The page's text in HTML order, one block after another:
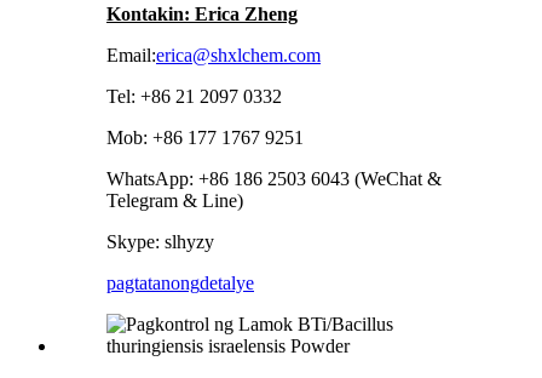
Kontakin: Erica Zheng
Email:erica@shxlchem.com
Tel: +86 21 2097 0332
Mob: +86 177 1767 9251
WhatsApp: +86 186 2503 6043 (WeChat &
Telegram & Line)
Skype: slhyzy
pagtatanongdetalye